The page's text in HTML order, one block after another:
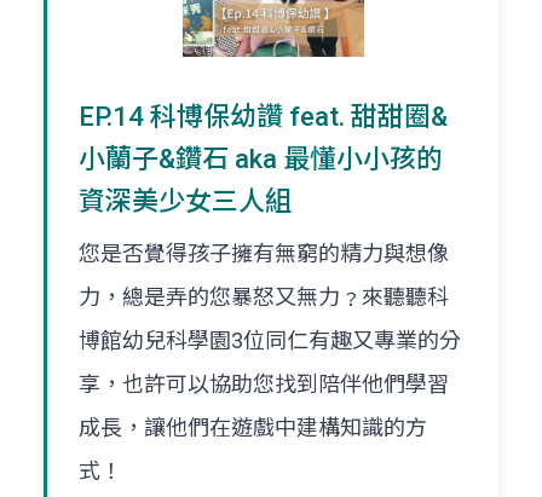
EP.14 科博保幼讚 feat. 甜甜圈&
小蘭子&鑽石 aka 最懂小小孩的
資深美少女三人組
您是否覺得孩子擁有無窮的精力與想像
力，總是弄的您暴怒又無力﹖來聽聽科
博館幼兒科學園3位同仁有趣又專業的分
享，也許可以協助您找到陪伴他們學習
成長，讓他們在遊戲中建構知識的方
式！